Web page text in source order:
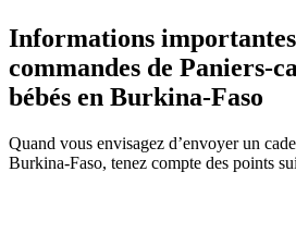
Informations
commandes de Paniers-
bébés en Burkina-Faso
Quand vous envisagez d’envoyer un
Burkina-Faso, tenez compte des points